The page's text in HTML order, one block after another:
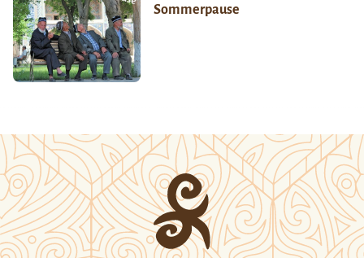
Sommerpause